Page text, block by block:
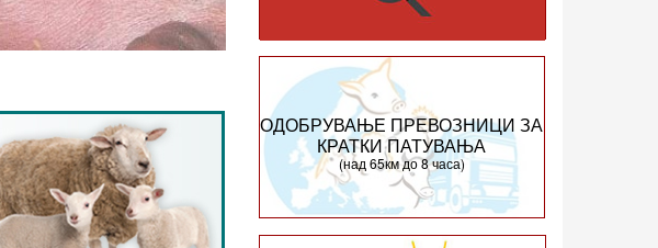
ОДОБРУВАЊЕ ПРЕВОЗНИЦИ ЗА
КРАТКИ ПАТУВАЊА
(над 65км до 8 часа)